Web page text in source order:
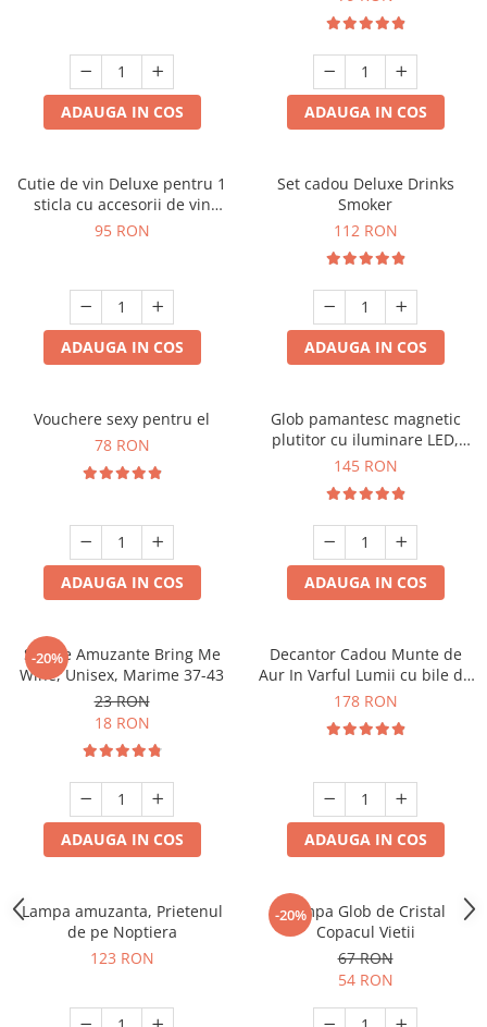
ADAUGA IN COS ADAUGA IN COS
Cutie de vin Deluxe pentru 1
sticla cu accesorii de vin
incluse interior oranj
95 RON
ADAUGA IN COS
Set cadou Deluxe Drinks
Smoker
112 RON
ADAUGA IN COS
Vouchere sexy pentru el
78 RON
ADAUGA IN COS
Glob pamantesc magnetic
plutitor cu iluminare LED,
Forma C
145 RON
ADAUGA IN COS
-20%
Sosete Amuzante Bring Me
Wine, Unisex, Marime 37-43
23 RON
18 RON
ADAUGA IN COS
Decantor Cadou Munte de
Aur In Varful Lumii cu bile de
curatare
178 RON
ADAUGA IN COS
Lampa amuzanta, Prietenul
de pe Noptiera
123 RON
-20%
Lampa Glob de Cristal
Copacul Vietii
67 RON
54 RON